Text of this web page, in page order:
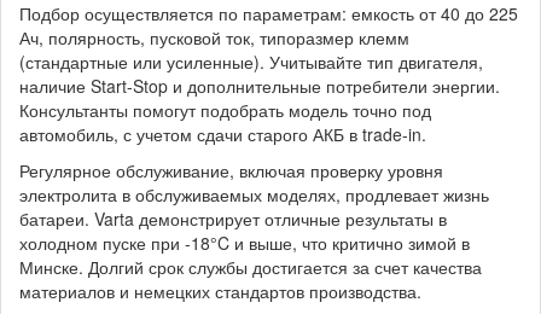
Подбор осуществляется по параметрам: емкость от 40 до 225
Ач, полярность, пусковой ток, типоразмер клемм
(стандартные или усиленные). Учитывайте тип двигателя,
наличие Start-Stop и дополнительные потребители энергии.
Консультанты помогут подобрать модель точно под
автомобиль, с учетом сдачи старого АКБ в trade-in.
Регулярное обслуживание, включая проверку уровня
электролита в обслуживаемых моделях, продлевает жизнь
батареи. Varta демонстрирует отличные результаты в
холодном пуске при -18°C и выше, что критично зимой в
Минске. Долгий срок службы достигается за счет качества
материалов и немецких стандартов производства.